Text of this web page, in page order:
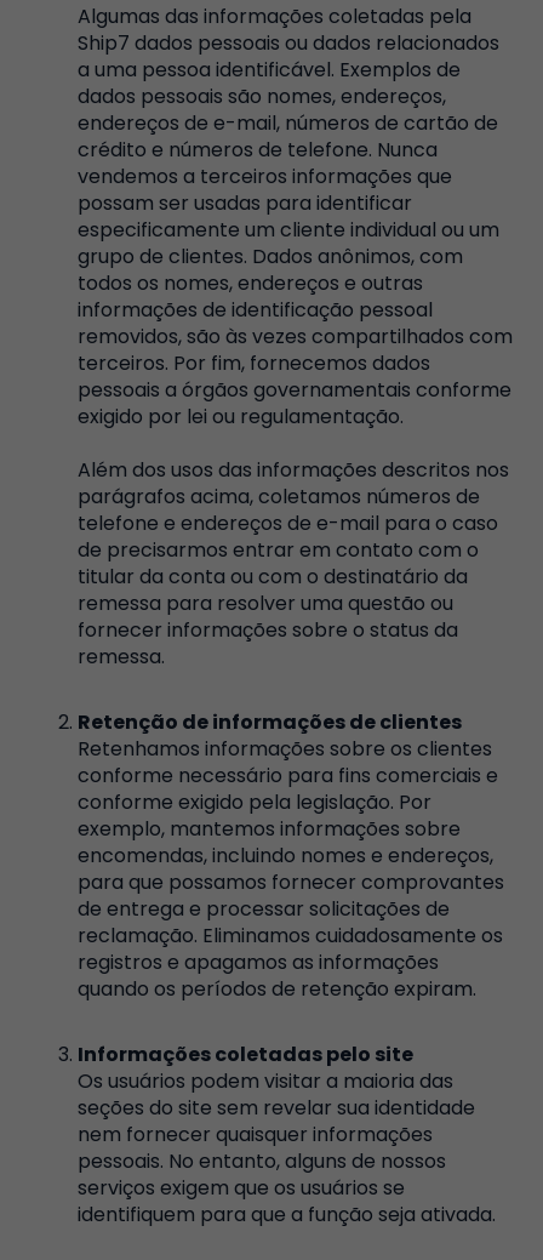
Algumas das informações coletadas pela
Ship7 dados pessoais ou dados relacionados
a uma pessoa identificável. Exemplos de
dados pessoais são nomes, endereços,
endereços de e-mail, números de cartão de
crédito e números de telefone. Nunca
vendemos a terceiros informações que
possam ser usadas para identificar
especificamente um cliente individual ou um
grupo de clientes. Dados anônimos, com
todos os nomes, endereços e outras
informações de identificação pessoal
removidos, são às vezes compartilhados com
terceiros. Por fim, fornecemos dados
pessoais a órgãos governamentais conforme
exigido por lei ou regulamentação.
Além dos usos das informações descritos nos
parágrafos acima, coletamos números de
telefone e endereços de e-mail para o caso
de precisarmos entrar em contato com o
titular da conta ou com o destinatário da
remessa para resolver uma questão ou
fornecer informações sobre o status da
remessa.
Retenção de informações de clientes
Retenhamos informações sobre os clientes
conforme necessário para fins comerciais e
conforme exigido pela legislação. Por
exemplo, mantemos informações sobre
encomendas, incluindo nomes e endereços,
para que possamos fornecer comprovantes
de entrega e processar solicitações de
reclamação. Eliminamos cuidadosamente os
registros e apagamos as informações
quando os períodos de retenção expiram.
Informações coletadas pelo site
Os usuários podem visitar a maioria das
seções do site sem revelar sua identidade
nem fornecer quaisquer informações
pessoais. No entanto, alguns de nossos
serviços exigem que os usuários se
identifiquem para que a função seja ativada.